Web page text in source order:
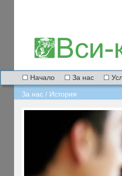
Начало За нас
За нас / История